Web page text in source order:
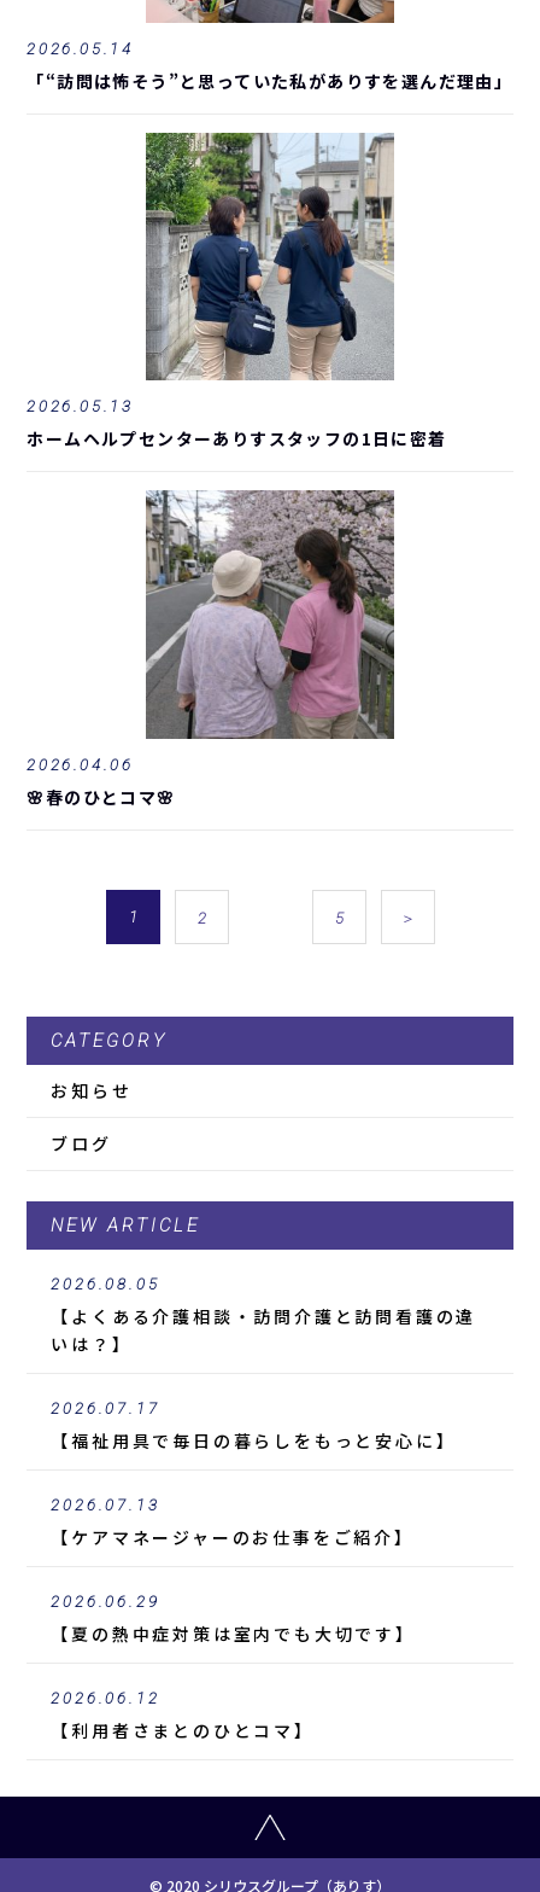
2026.05.14
「“訪問は怖そう”と思っていた私がありすを選んだ理由」
2026.05.13
ホームヘルプセンターありすスタッフの1日に密着
2026.04.06
🌸春のひとコマ🌸
1 2 5 ＞
CATEGORY
お知らせ
ブログ
NEW ARTICLE
2026.08.05
【よくある介護相談・訪問介護と訪問看護の違
いは？】
2026.07.17
【福祉用具で毎日の暮らしをもっと安心に】
2026.07.13
【ケアマネージャーのお仕事をご紹介】
2026.06.29
【夏の熱中症対策は室内でも大切です】
2026.06.12
【利用者さまとのひとコマ】
© 2020 シリウスグループ（ありす）